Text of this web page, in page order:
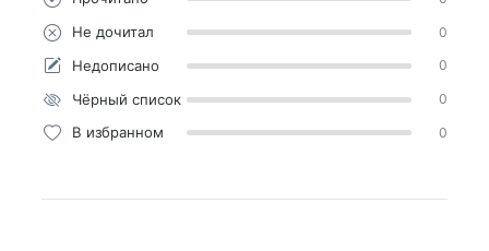
Не дочитал 0
Недописано 0
Чёрный список 0
В избранном 0